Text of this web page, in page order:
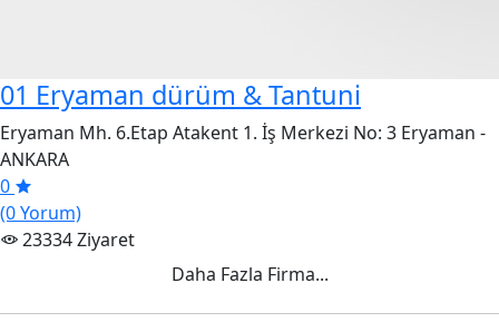
01 Eryaman dürüm & Tantuni
Eryaman Mh. 6.Etap Atakent 1. İş Merkezi No: 3 Eryaman -
ANKARA
0
(0 Yorum)
23334 Ziyaret
Daha Fazla Firma...